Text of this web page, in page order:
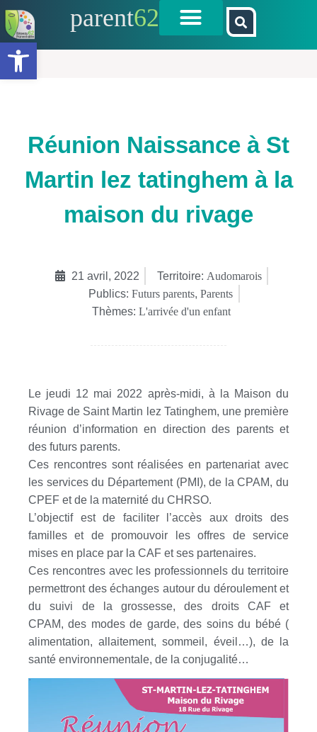
Ouvrir la barre d’outils
parent62
Réunion Naissance à St
Martin lez tatinghem à la
maison du rivage
21 avril, 2022 Territoire: Audomarois
Publics: Futurs parents, Parents
Thèmes: L'arrivée d'un enfant
Le jeudi 12 mai 2022 après-midi, à la Maison du
Rivage de Saint Martin lez Tatinghem, une première
réunion d’information en direction des parents et
des futurs parents.
Ces rencontres sont réalisées en partenariat avec
les services du Département (PMI), de la CPAM, du
CPEF et de la maternité du CHRSO.
L’objectif est de faciliter l’accès aux droits des
familles et de promouvoir les offres de service
mises en place par la CAF et ses partenaires.
Ces rencontres avec les professionnels du territoire
permettront des échanges autour du déroulement et
du suivi de la grossesse, des droits CAF et
CPAM, des modes de garde, des soins du bébé (
alimentation, allaitement, sommeil, éveil…), de la
santé environnementale, de la conjugalité…